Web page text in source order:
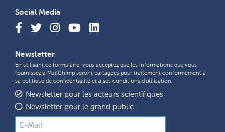
Social Media
Newsletter
En utilisant ce formulaire, vous acceptez que les informations que vous
fournissez à MailChimp seront partagées pour traitement conformément à
sa politique de confidentialité et à ses conditions d'utilisation.
Newsletter pour les acteurs scientifiques
Newsletter pour le grand public